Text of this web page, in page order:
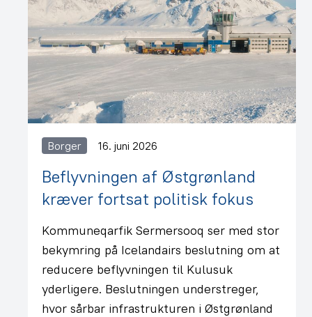
Borger 16. juni 2026
Beflyvningen af Østgrønland
kræver fortsat politisk fokus
Kommuneqarfik Sermersooq ser med stor
bekymring på Icelandairs beslutning om at
reducere beflyvningen til Kulusuk
yderligere. Beslutningen understreger,
hvor sårbar infrastrukturen i Østgrønland